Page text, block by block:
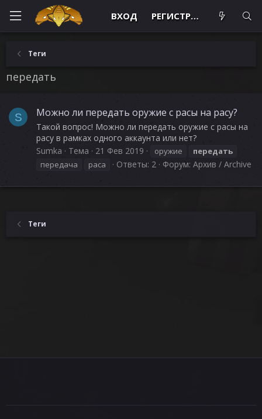
ВХОД РЕГИСТРАЦИЯ
Теги
передать
S Можно ли передать оружие с расы на расу?
Такой вопрос! Можно ли передать оружие с расы на
расу в рамках одного аккаунта или нет?
Sumka
Тема 21 Фев 2019 оружие
передать
передача
раса Ответы: 2 Форум: Архив / Archive
Теги